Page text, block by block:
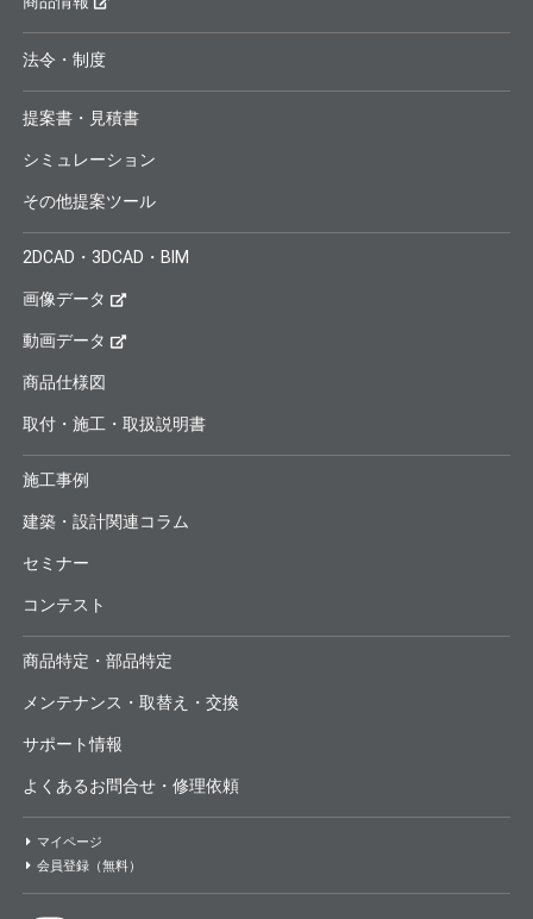
法令・制度
提案書・見積書
シミュレーション
その他提案ツール
2DCAD・3DCAD・BIM
画像データ
動画データ
商品仕様図
取付・施工・取扱説明書
施工事例
建築・設計関連コラム
セミナー
コンテスト
商品特定・部品特定
メンテナンス・取替え・交換
サポート情報
よくあるお問合せ・修理依頼
マイページ
会員登録（無料）